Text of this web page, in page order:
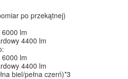
po przekątnej)
lm
4400 lm
lm
4400 lm
biel/pełna czerń)*3